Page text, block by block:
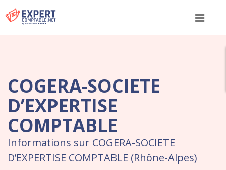
Menu
COGERA-SOCIETE
D’EXPERTISE
COMPTABLE
Informations sur COGERA-SOCIETE
D’EXPERTISE COMPTABLE (Rhône-Alpes)